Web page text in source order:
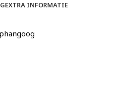
EXTRA INFORMATIE